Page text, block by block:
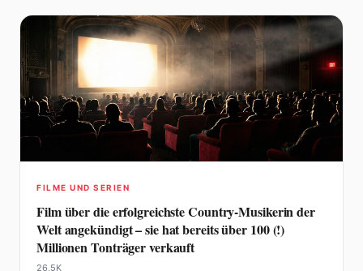
FILME UND SERIEN
Film über die erfolgreichste Country-Musikerin der
Welt angekündigt – sie hat bereits über 100 (!)
Millionen Tonträger verkauft
26,5K